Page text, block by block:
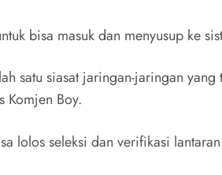
bisa masuk dan menyusup ke
satu siasat jaringan-jaringan
Komjen Boy.
lolos seleksi dan verifikasi